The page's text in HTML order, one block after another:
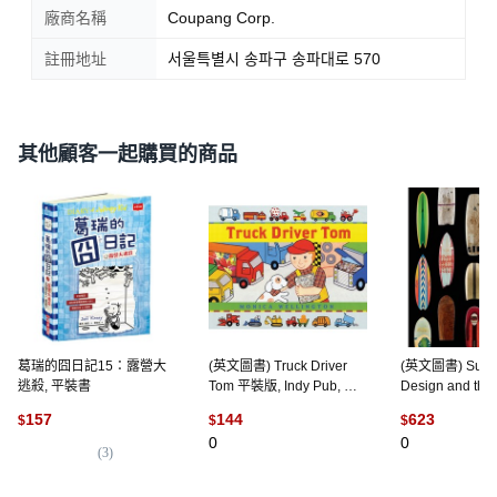
廠商名稱 Coupang Corp.
註冊地址 서울특별시 송파구 송파대로 570
其他顧客一起購買的商品
葛瑞的囧日記15：露營大
逃殺, 平裝書
$157
(3)
(英文圖書) Truck Driver
Tom 平裝版, Indy Pub, 英
$144
0
(英文圖書) Surf
Design and the
Press, 英文
$623
0